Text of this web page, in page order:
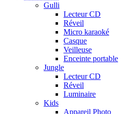
Gulli
Lecteur CD
Réveil
Micro karaoké
Casque
Veilleuse
Enceinte portable
Jungle
Lecteur CD
Réveil
Luminaire
Kids
Appareil Photo